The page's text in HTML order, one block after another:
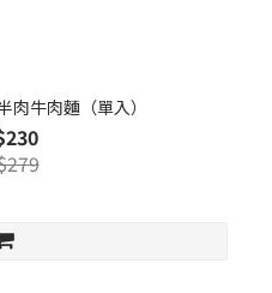
肉牛肉麵（單入）